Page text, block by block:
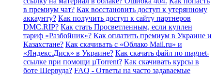
в премиум чат? Как восстановить доступ к утерянному
аккаунту? Как получить доступ к сайту партнеров
DMC.RIP? Как стать Просветленным, если куплен
тариф «Разбойник»? Как оплатить премиум в Украине и
Казахстане? Как скачивать с «Облако Mail.ru» и
«Яндекс.Диск» в Украине? Как скачать файл по magnet-
ссылке при помощи µTorrent? Как скачивать курсы в
боте Шервуда? FAQ - Ответы на часто задаваемые